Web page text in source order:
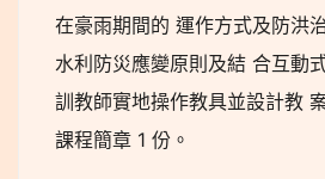
在豪雨期間的 運作方式及防洪
水利防災應變原則及結 合互動
訓教師實地操作教具並設計教
課程簡章 1 份。